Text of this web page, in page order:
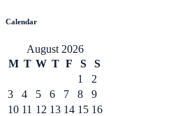
Calendar
August 2026
M T W T F S
S
1
2
3
4 5 6 7 8
9
10 11 12 13 14 15 16